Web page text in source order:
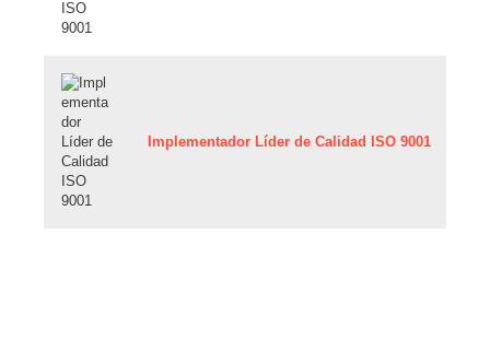
Implementador Líder de Calidad ISO 9001